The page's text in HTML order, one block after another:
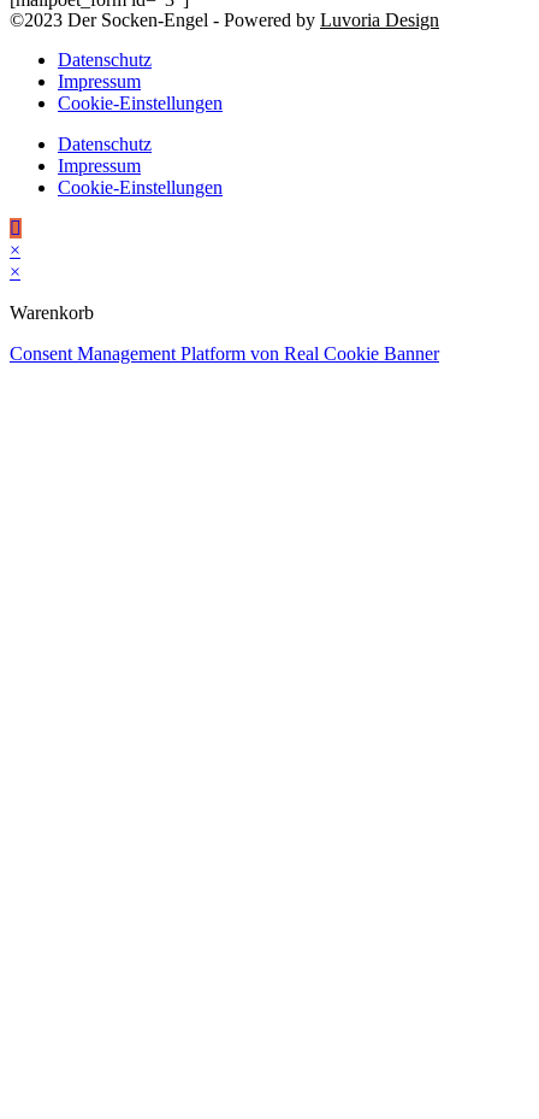
©2023 Der Socken-Engel - Powered by Luvoria Design
Datenschutz
Impressum
Cookie-Einstellungen
Datenschutz
Impressum
Cookie-Einstellungen
×
×
Warenkorb
Consent Management Platform von Real Cookie Banner